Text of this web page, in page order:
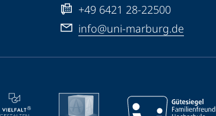
+49 6421 28-22500
info@uni-marburg.de